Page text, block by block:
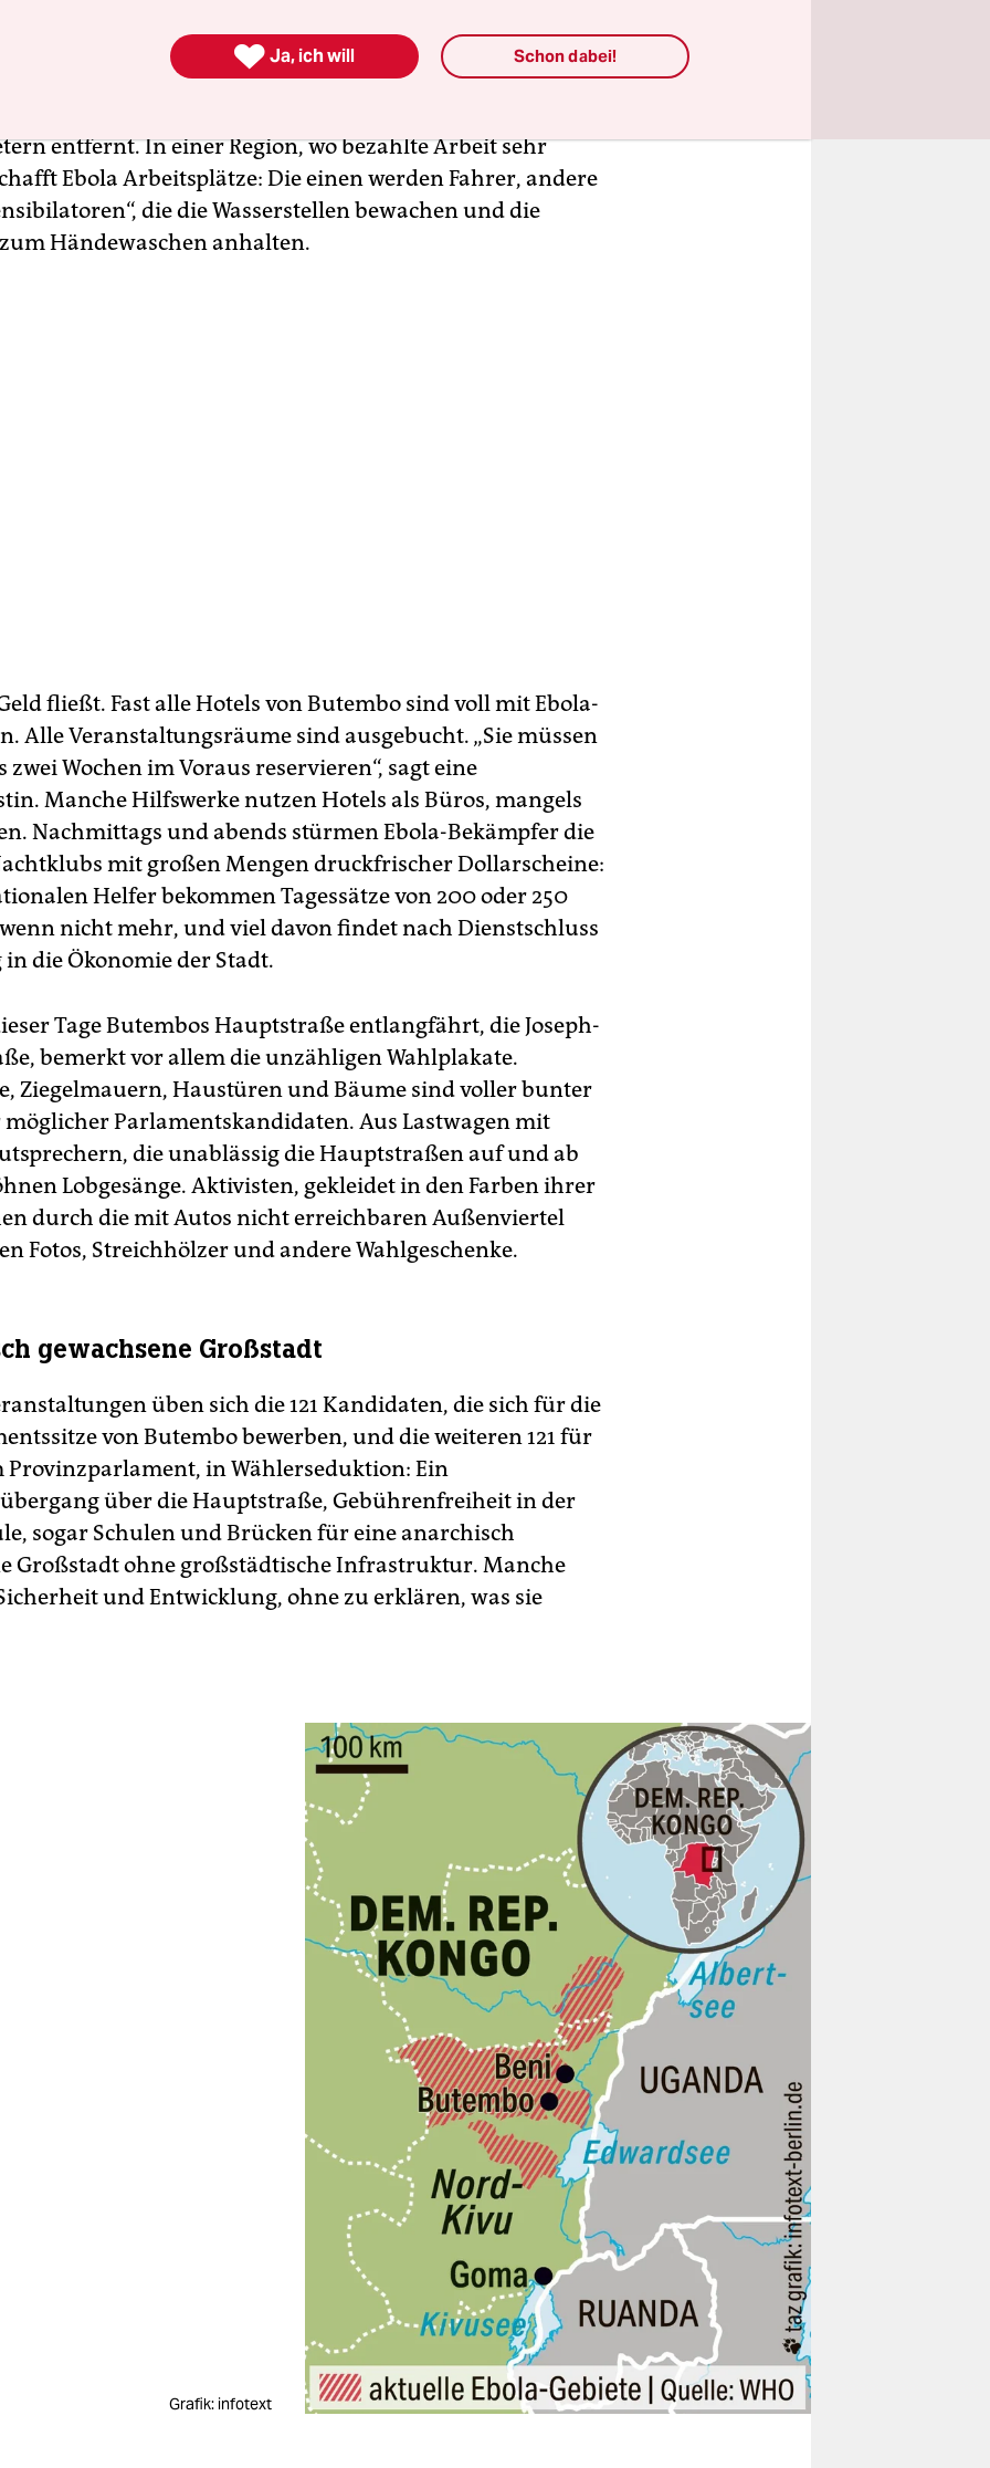
der Seuchenbekämpfung dient. Über 200
sich auf den Parkplätzen, und nicht alle ihre Fahrer
entfernt. In einer Region, wo bezahlte Arbeit sehr
Ebola Arbeitsplätze: Die einen werden Fahrer, andere
die die Wasserstellen bewachen und die
Händewaschen anhalten.
fließt. Fast alle Hotels von Butembo sind voll mit Ebola-
Alle Veranstaltungsräume sind ausgebucht. „Sie müssen
zwei Wochen im Voraus reservieren“, sagt eine
Manche Hilfswerke nutzen Hotels als Büros, mangels
Nachmittags und abends stürmen Ebola-Bekämpfer die
mit großen Mengen druckfrischer Dollarscheine:
Helfer bekommen Tagessätze von 200 oder 250
nicht mehr, und viel davon findet nach Dienstschluss
in die Ökonomie der Stadt.
Tage Butembos Hauptstraße entlangfährt, die Joseph-
bemerkt vor allem die unzähligen Wahlplakate.
Ziegelmauern, Haustüren und Bäume sind voller bunter
Parlamentskandidaten. Aus Lastwagen mit
die unablässig die Hauptstraßen auf und ab
Lobgesänge. Aktivisten, gekleidet in den Farben ihrer
durch die mit Autos nicht erreichbaren Außenviertel
Fotos, Streichhölzer und andere Wahlgeschenke.
gewachsene Großstadt
üben sich die 121 Kandidaten, die sich für die
von Butembo bewerben, und die weiteren 121 für
Provinzparlament, in Wählerseduktion: Ein
über die Hauptstraße, Gebührenfreiheit in der
sogar Schulen und Brücken für eine anarchisch
Großstadt ohne großstädtische Infrastruktur. Manche
und Entwicklung, ohne zu erklären, was sie
Grafik: infotext
 Ja, ich will Schon dabei!